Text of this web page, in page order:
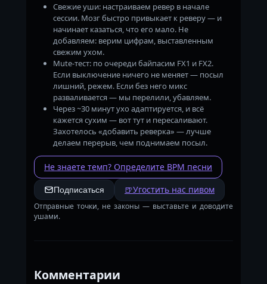
Свежие уши: настраиваем ревер в начале
сессии. Мозг быстро привыкает к реверу — и
начинает казаться, что его мало. Не
добавляем: верим цифрам, выставленным
свежим ухом.
Mute-тест: по очереди байпасим FX1 и FX2.
Если выключение ничего не меняет — посыл
лишний, режем. Если без него микс
разваливается — мы перелили, убавляем.
Через ~30 минут ухо адаптируется, и всё
кажется сухим — вот тут и пересаливают.
Захотелось «добавить реверка» — лучше
делаем перерыв, чем поднимаем посыл.
Не знаете темп? Определите BPM песни
Подписаться 🍺Угостить нас пивом
Отправные точки, не законы — выставьте и доводите
ушами.
Комментарии